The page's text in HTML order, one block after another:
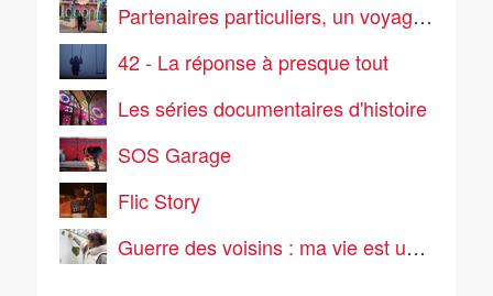
Partenaires particuliers, un voyage pas comme les autres
42 - La réponse à presque tout
Les séries documentaires d'histoire
SOS Garage
Flic Story
Guerre des voisins : ma vie est un enfer